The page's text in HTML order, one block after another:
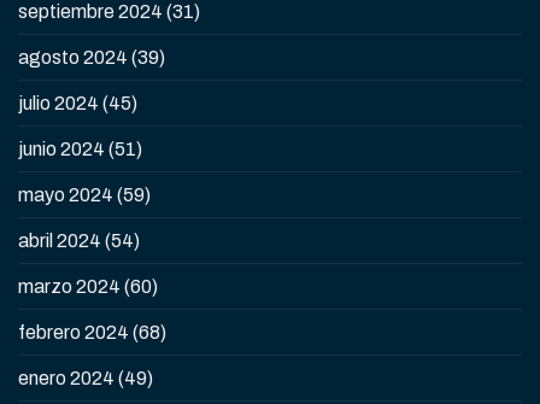
septiembre 2024 (31)
agosto 2024 (39)
julio 2024 (45)
junio 2024 (51)
mayo 2024 (59)
abril 2024 (54)
marzo 2024 (60)
febrero 2024 (68)
enero 2024 (49)